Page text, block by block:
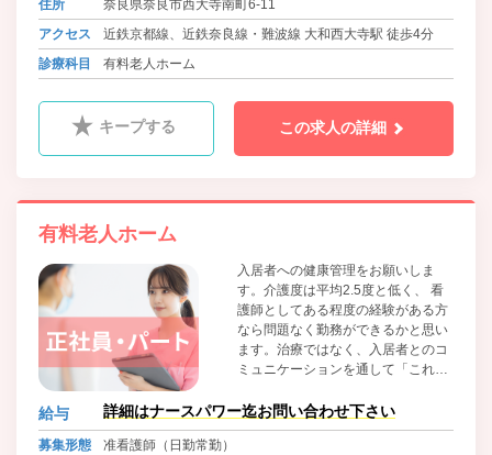
住所
奈良県奈良市西大寺南町6-11
アクセス
近鉄京都線、近鉄奈良線・難波線 大和西大寺駅 徒歩4分
診療科目
有料老人ホーム
キープする この求人の詳細
有料老人ホーム
入居者への健康管理をお願いしま
す。介護度は平均2.5度と低く、 看
護師としてある程度の経験がある方
なら問題なく勤務ができるかと思い
ます。治療ではなく、入居者とのコ
ミュニケーションを通して「これか
いただけるか」を考えることができ
る方をお待ちしております。
給与 詳細はナースパワー迄お問い合わせ下さい
募集形態
准看護師（日勤常勤）